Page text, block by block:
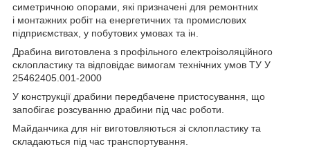
симетричною опорами, які призначені для ремонтних
і монтажних робіт на енергетичних та промислових
підприємствах, у побутових умовах та ін.
Драбина виготовлена з профільного електроізоляційного
склопластику та відповідає вимогам технічних умов ТУ У
25462405.001-2000
У конструкції драбини передбачене пристосування, що
запобігає розсуванню драбини під час роботи.
Майданчика для ніг виготовляються зі склопластику та
складаються під час транспортування.